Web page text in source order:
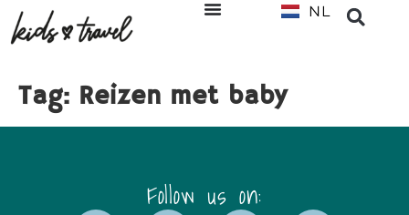
NL
EN
Tag: Reizen met baby
Follow us on: